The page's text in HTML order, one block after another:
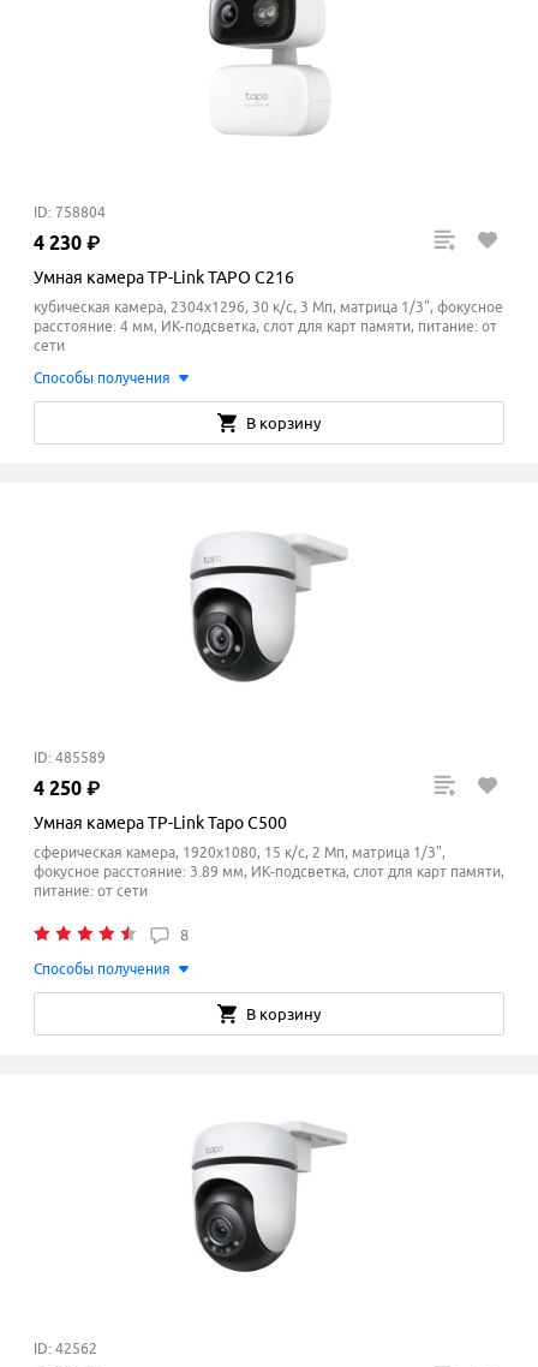
ID: 758804
4 230 ₽
Умная камера TP-Link TAPO C216
кубическая камера, 2304x1296, 30 к/с, 3 Мп, матрица 1/3", фокусное
расстояние: 4 мм, ИК-подсветка, слот для карт памяти, питание: от
сети
Способы получения
В корзину
ID: 485589
4 250 ₽
Умная камера TP-Link Tapo C500
сферическая камера, 1920x1080, 15 к/с, 2 Мп, матрица 1/3",
фокусное расстояние: 3.89 мм, ИК-подсветка, слот для карт памяти,
питание: от сети
8
Способы получения
В корзину
ID: 42562